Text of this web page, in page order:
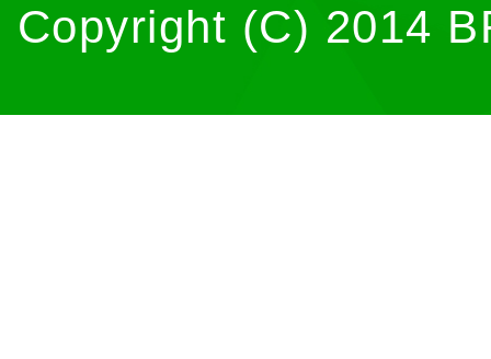
Copyright (C) 2014